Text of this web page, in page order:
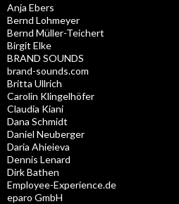
Anja Ebers
Bernd Lohmeyer
Bernd Müller-Teichert
Birgit Elke
BRAND SOUNDS
brand-sounds.com
Britta Ullrich
Carolin Klingelhöfer
Claudia Kiani
Dana Schmidt
Daniel Neuberger
Daria Ahieieva
Dennis Lenard
Dirk Bathen
Employee-Experience.de
eparo GmbH